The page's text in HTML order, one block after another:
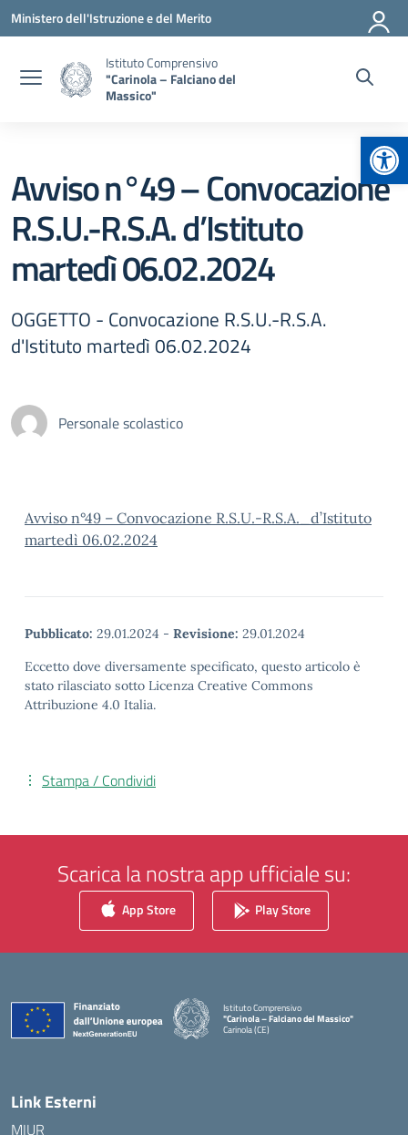
Vai ai contenuti
Vai al menu di navigazione
Vai al footer
Ministero dell'Istruzione e del Merito
Istituto Comprensivo
"Carinola – Falciano del
Massico"
Avviso n°49 – Convocazione
R.S.U.-R.S.A. d’Istituto
martedì 06.02.2024
OGGETTO - Convocazione R.S.U.-R.S.A.
d'Istituto martedì 06.02.2024
Personale scolastico
Avviso n°49 – Convocazione R.S.U.-R.S.A._d’Istituto
martedì 06.02.2024
Pubblicato: 29.01.2024 - Revisione: 29.01.2024
Eccetto dove diversamente specificato, questo articolo è
stato rilasciato sotto Licenza Creative Commons
Attribuzione 4.0 Italia.
Stampa / Condividi
Scarica la nostra app ufficiale su:
App Store Play Store
Istituto Comprensivo
"Carinola – Falciano del Massico"
Carinola (CE)
Link Esterni
MIUR